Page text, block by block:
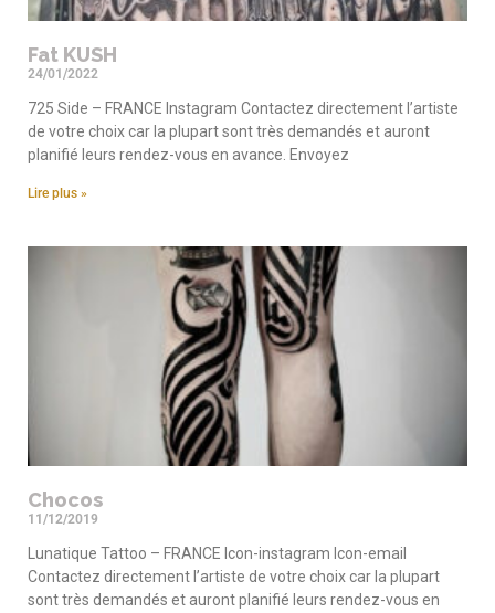
Fat KUSH
24/01/2022
725 Side – FRANCE Instagram Contactez directement l’artiste
de votre choix car la plupart sont très demandés et auront
planifié leurs rendez-vous en avance. Envoyez
Lire plus »
Chocos
11/12/2019
Lunatique Tattoo – FRANCE Icon-instagram Icon-email
Contactez directement l’artiste de votre choix car la plupart
sont très demandés et auront planifié leurs rendez-vous en